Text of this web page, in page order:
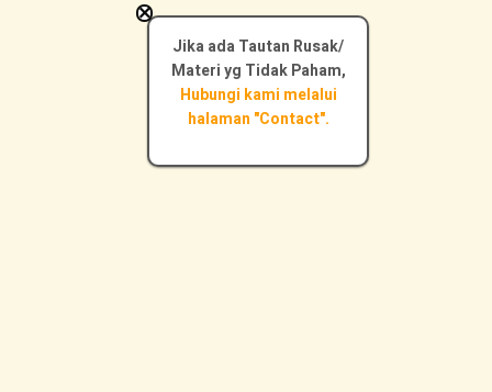
Jika ada Tautan Rusak/
Materi yg Tidak Paham,
Hubungi kami melalui
halaman "Contact".
×